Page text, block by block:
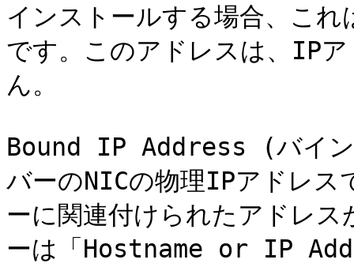
インストールする場合、こ
です。このアドレスは、IP
ん。
Bound IP Address (バイン
バーのNICの物理IPアドレス
ーに関連付けられたアドレ
ーは「Hostname or IP